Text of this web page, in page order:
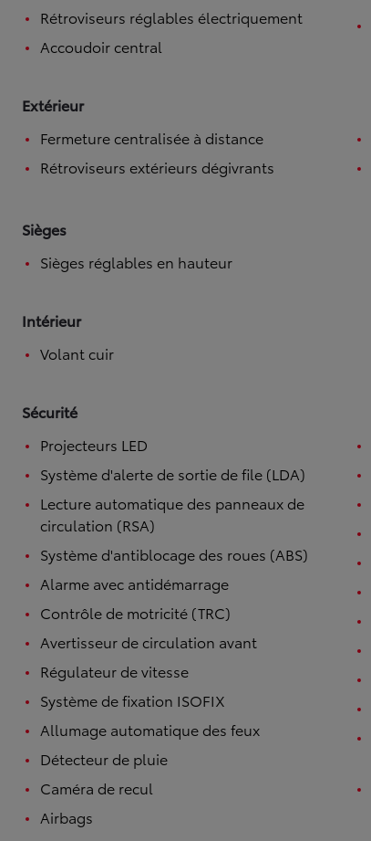
Rétroviseurs réglables électriquement
Accoudoir central
Extérieur
Fermeture centralisée à distance
Rétroviseurs extérieurs dégivrants
Sièges
Sièges réglables en hauteur
Intérieur
Volant cuir
Sécurité
Projecteurs LED
Système d'alerte de sortie de file (LDA)
Lecture automatique des panneaux de
circulation (RSA)
Système d'antiblocage des roues (ABS)
Alarme avec antidémarrage
Contrôle de motricité (TRC)
Avertisseur de circulation avant
Régulateur de vitesse
Système de fixation ISOFIX
Allumage automatique des feux
Détecteur de pluie
Caméra de recul
Airbags